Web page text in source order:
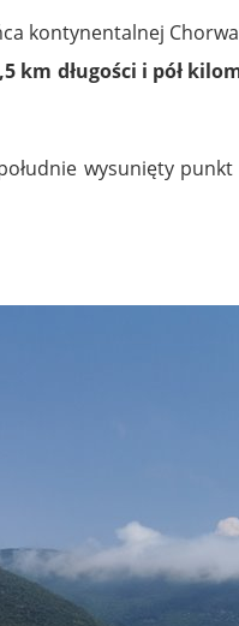
kontynentalnej
km długości i pół
wysunięty